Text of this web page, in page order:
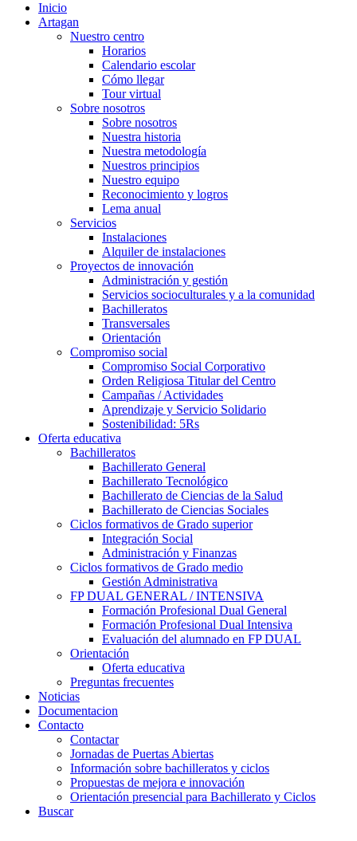
Inicio
Artagan
Nuestro centro
Horarios
Calendario escolar
Cómo llegar
Tour virtual
Sobre nosotros
Sobre nosotros
Nuestra historia
Nuestra metodología
Nuestros principios
Nuestro equipo
Reconocimiento y logros
Lema anual
Servicios
Instalaciones
Alquiler de instalaciones
Proyectos de innovación
Administración y gestión
Servicios socioculturales y a la comunidad
Bachilleratos
Transversales
Orientación
Compromiso social
Compromiso Social Corporativo
Orden Religiosa Titular del Centro
Campañas / Actividades
Aprendizaje y Servicio Solidario
Sostenibilidad: 5Rs
Oferta educativa
Bachilleratos
Bachillerato General
Bachillerato Tecnológico
Bachillerato de Ciencias de la Salud
Bachillerato de Ciencias Sociales
Ciclos formativos de Grado superior
Integración Social
Administración y Finanzas
Ciclos formativos de Grado medio
Gestión Administrativa
FP DUAL GENERAL / INTENSIVA
Formación Profesional Dual General
Formación Profesional Dual Intensiva
Evaluación del alumnado en FP DUAL
Orientación
Oferta educativa
Preguntas frecuentes
Noticias
Documentacion
Contacto
Contactar
Jornadas de Puertas Abiertas
Información sobre bachilleratos y ciclos
Propuestas de mejora e innovación
Orientación presencial para Bachillerato y Ciclos
Buscar